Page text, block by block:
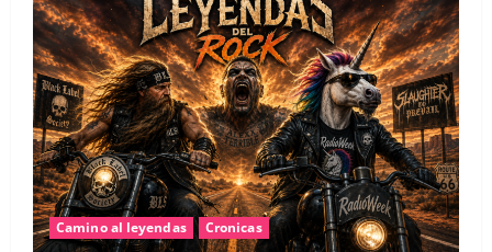
Camino al leyendas Cronicas